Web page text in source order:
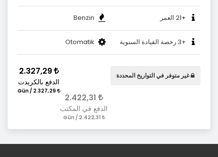
Benzin +21 العمر
Otomatik +3 رخصة القيادة السنوية
2.422,31
الدفع في المكتب
2.327,29
الدفع بالكريدت
غير متوفر في التواريخ المحددة